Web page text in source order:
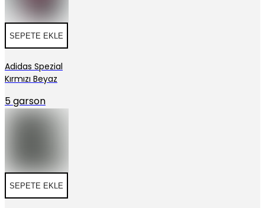
SEPETE EKLE
Adidas Spezial
Kırmızı Beyaz
5 garson
SEPETE EKLE